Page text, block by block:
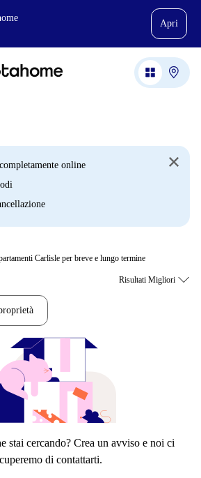
Apri
online
Carlisle per breve e lungo termine
stai cercando? Crea un avviso e noi ci
di contattarti.